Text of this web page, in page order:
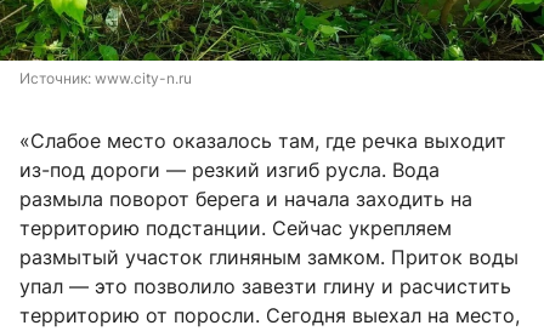
Источник: www.city-n.ru
«Слабое место оказалось там, где речка выходит
из-под дороги — резкий изгиб русла. Вода
размыла поворот берега и начала заходить на
территорию подстанции. Сейчас укрепляем
размытый участок глиняным замком. Приток воды
упал — это позволило завезти глину и расчистить
территорию от поросли. Сегодня выехал на место,